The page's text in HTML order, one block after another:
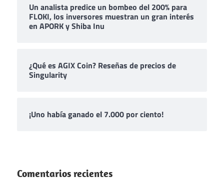
Un analista predice un bombeo del 200% para
FLOKI, los inversores muestran un gran interés
en APORK y Shiba Inu
¿Qué es AGIX Coin? Reseñas de precios de
Singularity
¡Uno había ganado el 7.000 por ciento!
Comentarios recientes